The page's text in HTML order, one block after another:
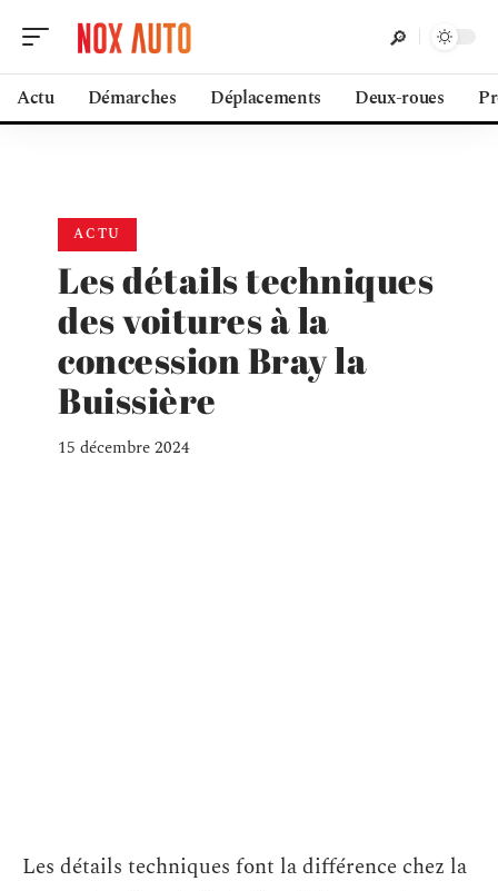
Actu Démarches Déplacements Deux-roues
ACTU
Les détails techniques
des voitures à la
concession Bray la
Buissière
15 décembre 2024
Les détails techniques font la différence chez la